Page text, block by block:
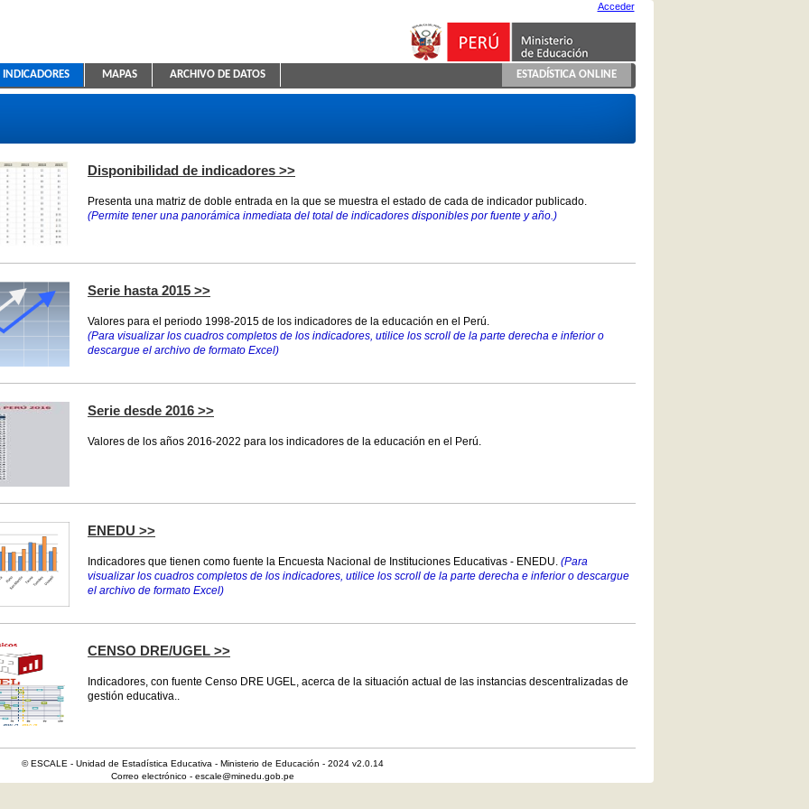
Educativa
Acceder
INDICADORES MAPAS ARCHIVO DE DATOS ESTADÍSTICA ONLINE
Disponibilidad de indicadores >>
Presenta una matriz de doble entrada en la que se muestra el estado de cada de indicador publicado.
(Permite tener una panorámica inmediata del total de indicadores disponibles por fuente y año.)
Serie hasta 2015 >>
Valores para el periodo 1998-2015 de los indicadores de la educación en el Perú.
(Para visualizar los cuadros completos de los indicadores, utilice los scroll de la parte derecha e inferior o
descargue el archivo de formato Excel)
Serie desde 2016 >>
Valores de los años 2016-2022 para los indicadores de la educación en el Perú.
ENEDU >>
Indicadores que tienen como fuente la Encuesta Nacional de Instituciones Educativas - ENEDU. (Para
visualizar los cuadros completos de los indicadores, utilice los scroll de la parte derecha e inferior o descargue
el archivo de formato Excel)
CENSO DRE/UGEL >>
Indicadores, con fuente Censo DRE UGEL, acerca de la situación actual de las instancias descentralizadas de
gestión educativa..
© ESCALE - Unidad de Estadística Educativa - Ministerio de Educación - 2024 v2.0.14
Correo electrónico - escale@minedu.gob.pe